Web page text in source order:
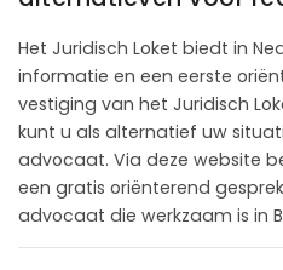
Het Juridisch Loket biedt in
informatie en een eerste
vestiging van het Juridisch
kunt u als alternatief uw
advocaat. Via deze website
een gratis oriënterend
advocaat die werkzaam is in